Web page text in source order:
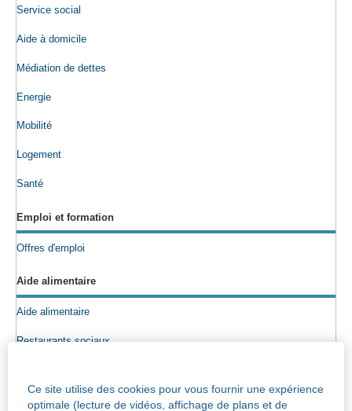
Ce site utilise des cookies pour vous fournir une expérience
optimale (lecture de vidéos, affichage de plans et de
Service social
Aide à domicile
Médiation de dettes
Energie
Mobilité
Logement
Santé
Emploi et formation
Offres d'emploi
Aide alimentaire
Aide alimentaire
Restaurants sociaux
Epicerie sociale